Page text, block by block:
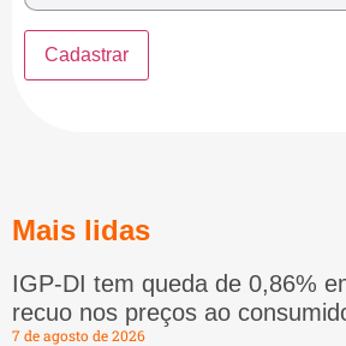
Mais lidas
IGP-DI tem queda de 0,86%
recuo nos preços ao
7 de agosto de 2026